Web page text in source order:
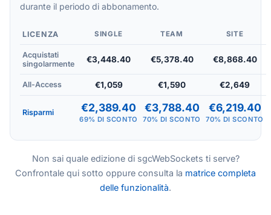
durante il periodo di abbonamento.
LICENZA SINGLE TEAM SITE
Acquistati
singolarmente
€3,448.40 €5,378.40 €8,868.40
All-Access €1,059 €1,590 €2,649
Risparmi €2,389.40
69% DI SCONTO
€3,788.40
70% DI SCONTO
€6,219.40
70% DI SCONTO
Non sai quale edizione di sgcWebSockets ti serve?
Confrontale qui sotto oppure consulta la matrice completa
delle funzionalità.